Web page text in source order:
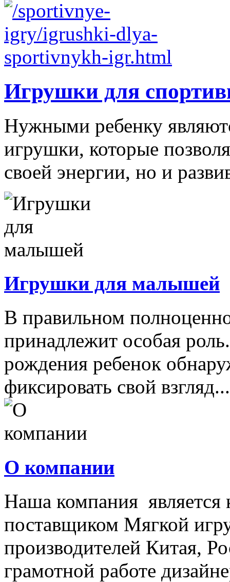
Игрушки для
Нужными ребенку
игрушки, которые
своей энергии, но и
Игрушки для малышей
В правильном
принадлежит особая
рождения ребенок
фиксировать свой взгляд...
О компании
Наша компания
поставщиком Мягкой
производителей Китая,
грамотной работе